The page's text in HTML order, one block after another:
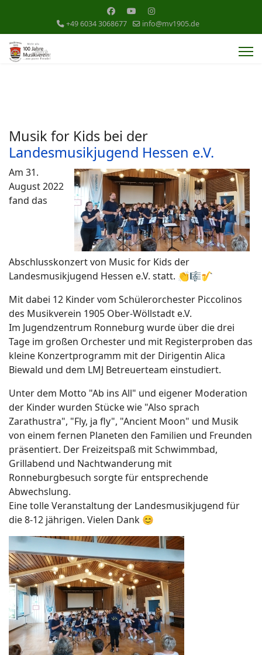
+49 6034 3068677 info@mv1905.de
Musik for Kids bei der
Landesmusikjugend Hessen e.V.
Am 31.
August 2022
fand das
Abschlusskonzert von Music for Kids der
Landesmusikjugend Hessen e.V. statt. 👏🎼🎷
Mit dabei 12 Kinder vom Schülerorchester Piccolinos
des Musikverein 1905 Ober-Wöllstadt e.V.
Im Jugendzentrum Ronneburg wurde über die drei
Tage im großen Orchester und mit Registerproben das
kleine Konzertprogramm mit der Dirigentin Alica
Biewald und dem LMJ Betreuerteam einstudiert.
Unter dem Motto "Ab ins All" und eigener Moderation
der Kinder wurden Stücke wie "Also sprach
Zarathustra", "Fly, ja fly", "Ancient Moon" und Musik
von einem fernen Planeten den Familien und Freunden
präsentiert. Der Freizeitspaß mit Schwimmbad,
Grillabend und Nachtwanderung mit
Ronneburgbesuch sorgte für entsprechende
Abwechslung.
Eine tolle Veranstaltung der Landesmusikjugend für
die 8-12 jährigen. Vielen Dank 😊